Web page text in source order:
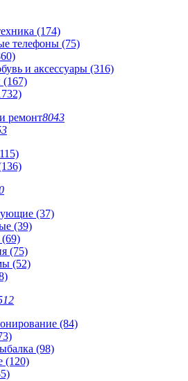
(174)
телефоны (75)
и аксессуары (316)
(167)
ремонт8043
(37)
(39)
(75)
(52)
(84)
(98)
(120)